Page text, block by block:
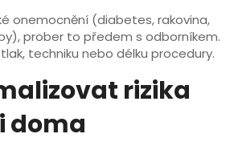
onemocnění (diabetes, rakovina,
prober to předem s odborníkem.
techniku nebo délku procedury.
rizika
doma